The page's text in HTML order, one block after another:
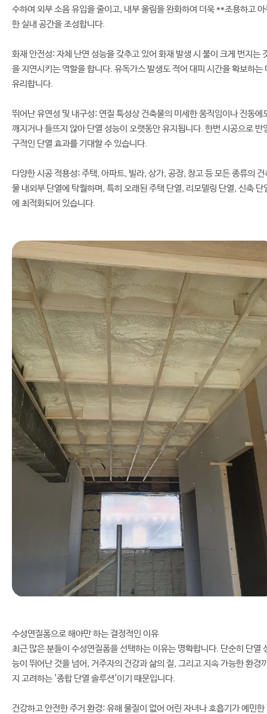
수하여 외부 소음 유입을 줄이고, 내부 울림을 완화하여 더욱 **조용하고 아
한 실내 공간을 조성합니다.
화재 안전성: 자체 난연 성능을 갖추고 있어 화재 발생 시 불이 크게 번지는
을 지연시키는 역할을 합니다. 유독가스 발생도 적어 대피 시간을 확보하는
유리합니다.
뛰어난 유연성 및 내구성: 연질 특성상 건축물의 미세한 움직임이나 진동에
깨지거나 들뜨지 않아 단열 성능이 오랫동안 유지됩니다. 한번 시공으로 반
구적인 단열 효과를 기대할 수 있습니다.
다양한 시공 적용성: 주택, 아파트, 빌라, 상가, 공장, 창고 등 모든 종류의 건
물 내외부 단열에 탁월하며, 특히 오래된 주택 단열, 리모델링 단열, 신축 단
에 최적화되어 있습니다.
수성연질폼으로 해야만 하는 결정적인 이유
최근 많은 분들이 수성연질폼을 선택하는 이유는 명확합니다. 단순히 단열
능이 뛰어난 것을 넘어, 거주자의 건강과 삶의 질, 그리고 지속 가능한 환경
지 고려하는 '종합 단열 솔루션'이기 때문입니다.
건강하고 안전한 주거 환경: 유해 물질이 없어 어린 자녀나 호흡기가 예민한